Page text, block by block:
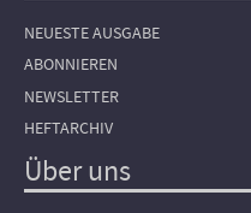
NEUESTE AUSGABE
ABONNIEREN
NEWSLETTER
HEFTARCHIV
Über uns